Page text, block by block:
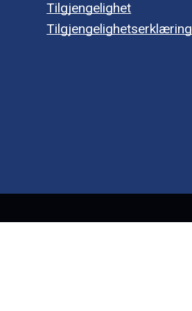
Tilgjengelighet
Tilgjengelighetserklæring